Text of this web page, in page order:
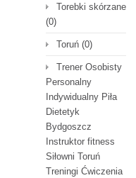
Torebki skórzane
(0)
Toruń (0)
Trener Osobisty
Personalny
Indywidualny Piła
Dietetyk
Bydgoszcz
Instruktor fitness
Siłowni Toruń
Treningi Ćwiczenia